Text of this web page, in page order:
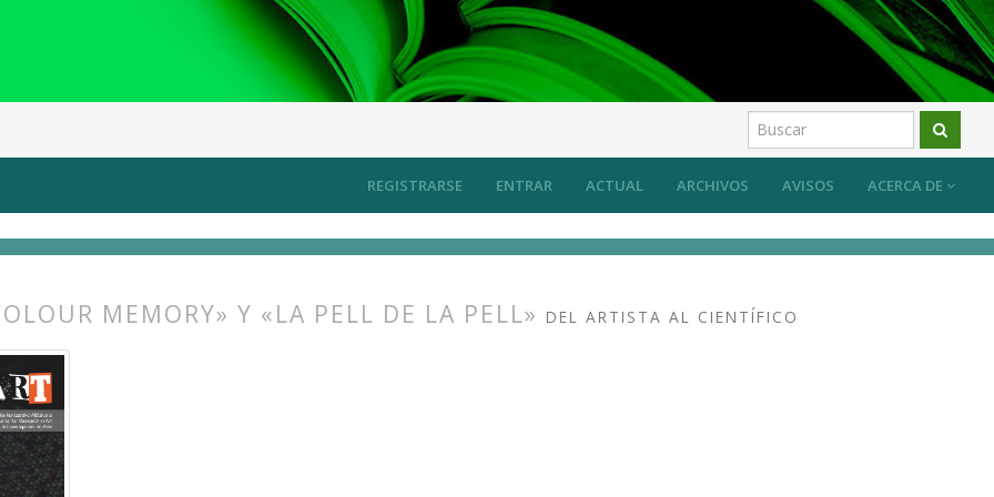
ACTUAL ARCHIVOS AVISOS ACERCA DE
REGISTRARSE ENTRAR
energía, conectividad Artículos
MEMORY» Y «LA PELL DE LA PELL» DEL ARTISTA AL CIENTÍFICO